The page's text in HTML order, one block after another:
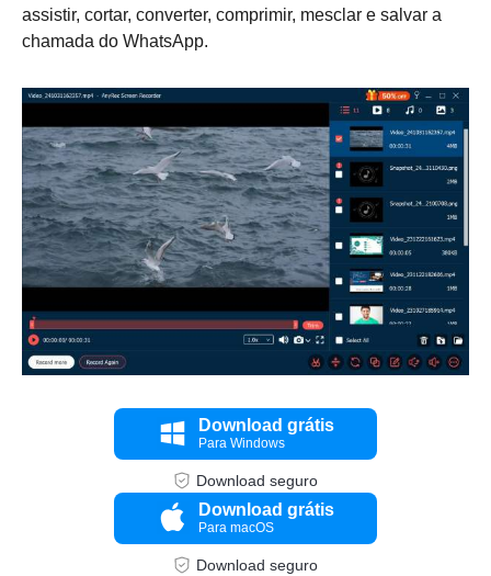
Passo 2.
assistir, cortar, converter, comprimir, mesclar e salvar a
chamada do WhatsApp.
Download grátis
Para Windows
Download seguro
Download grátis
Para macOS
Download seguro